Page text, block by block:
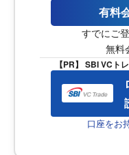
有料
すでにご
無料
【PR】 SBI VCト
口座をお